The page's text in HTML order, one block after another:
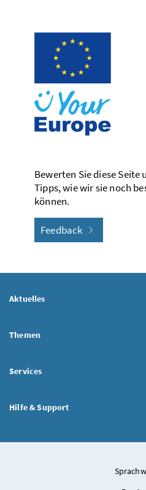
Bewerten Sie diese Seite
Tipps, wie wir sie noch
können.
Feedback
Aktuelles
Themen
Services
Hilfe & Support